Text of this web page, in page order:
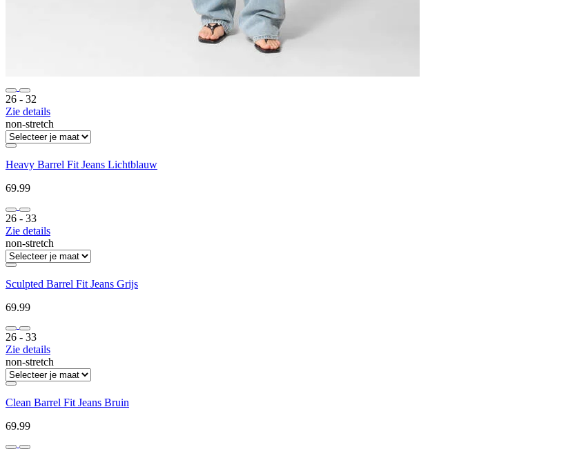
26 ‐ 32
Zie details
non-stretch
Heavy Barrel Fit Jeans Lichtblauw
69.99
26 ‐ 33
Zie details
non-stretch
Sculpted Barrel Fit Jeans Grijs
69.99
26 ‐ 33
Zie details
non-stretch
Clean Barrel Fit Jeans Bruin
69.99